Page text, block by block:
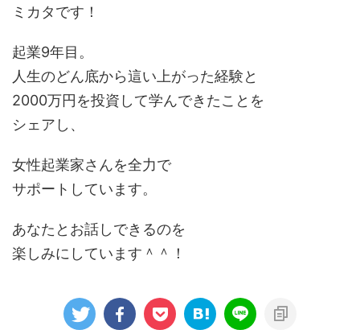
ミカタです！
起業9年目。
人生のどん底から這い上がった経験と
2000万円を投資して学んできたことを
シェアし、
女性起業家さんを全力で
サポートしています。
あなたとお話しできるのを
楽しみにしています＾＾！